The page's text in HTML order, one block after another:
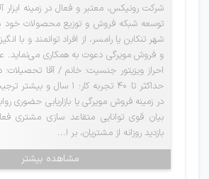
شرکت رونیکس، معتبر و فعال در زمینه
توسعه شبکه فروش و توزیع محصولات خود در
شهر تنکابن یا رامسر، از افراد توانمند و با
و فروش مویرگی دعوت به همکاری می‌نماید.
احراز ویزیتور جنسیت: خانم / آقا تحصیلات:
حداکثر تا 40 تجربه کار: 1 سال
در زمینه فروش مویرگی یا بازاریابی حضوری
بیان قوی توانایی متقاعد سازی مشتری
بازدید روزانه از مشتریان، بر ا...
مشاهده بیشتر